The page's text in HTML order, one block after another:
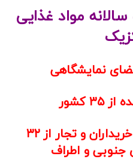
مواد غذایی
خریداران و تجار از۳۲
جنوبی و اطراف